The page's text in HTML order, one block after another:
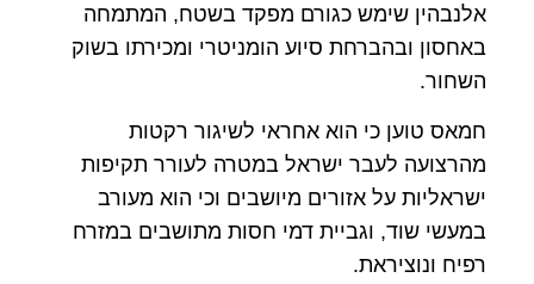
אלנבהין שימש כגורם מפקד בשטח, המתמחה
באחסון ובהברחת סיוע הומניטרי ומכירתו בשוק
השחור.
חמאס טוען כי הוא אחראי לשיגור רקטות
מהרצועה לעבר ישראל במטרה לעורר תקיפות
ישראליות על אזורים מיושבים וכי הוא מעורב
במעשי שוד, וגביית דמי חסות מתושבים במזרח
רפיח ונוציראת.